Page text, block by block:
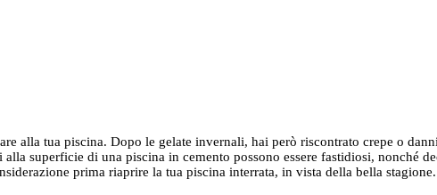
alla tua piscina. Dopo le gelate invernali, hai però riscontrato crepe o
superficie di una piscina in cemento possono essere fastidiosi, nonché
prima riaprire la tua piscina interrata, in vista della bella